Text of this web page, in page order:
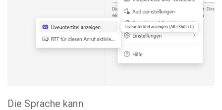
Die Sprache kann